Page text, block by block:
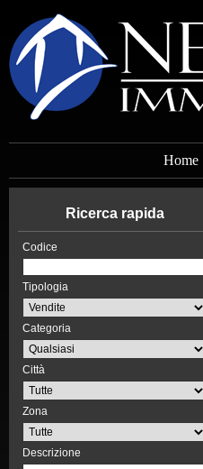
Home
Ricerca rapida
Codice
Tipologia
Categoria
Città
Zona
Descrizione